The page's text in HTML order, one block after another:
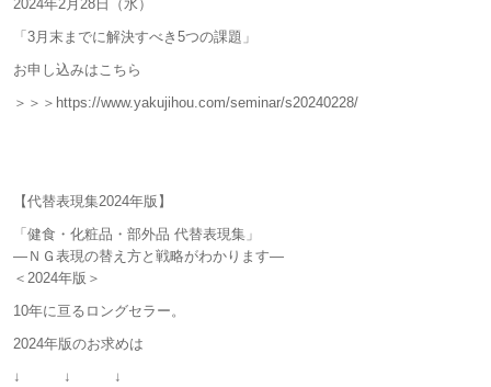
2024年2月28日（水）
「3月末までに解決すべき5つの課題」
お申し込みはこちら
＞＞＞https://www.yakujihou.com/seminar/s20240228/
【代替表現集2024年版】
「健食・化粧品・部外品 代替表現集」
―ＮＧ表現の替え方と戦略がわかります―
＜2024年版＞
10年に亘るロングセラー。
2024年版のお求めは
↓ ↓ ↓